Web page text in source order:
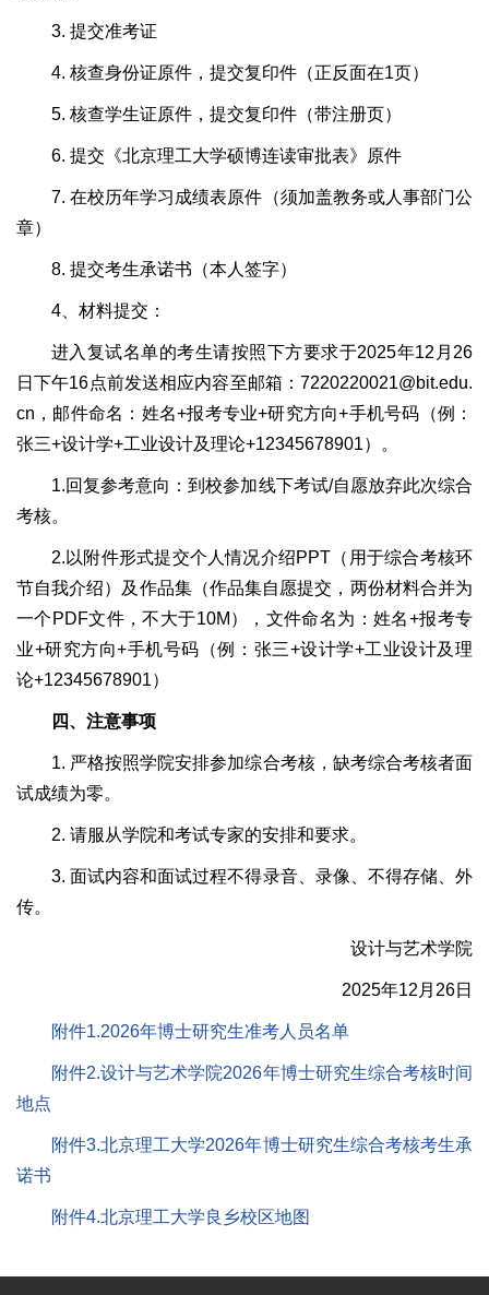
3. 提交准考证
4. 核查身份证原件，提交复印件（正反面在1页）
5. 核查学生证原件，提交复印件（带注册页）
6. 提交《北京理工大学硕博连读审批表》原件
7. 在校历年学习成绩表原件（须加盖教务或人事部门公
章）
8. 提交考生承诺书（本人签字）
4、材料提交：
进入复试名单的考生请按照下方要求于2025年12月26
日下午16点前发送相应内容至邮箱：7220220021@bit.edu.
cn，邮件命名：姓名+报考专业+研究方向+手机号码（例：
张三+设计学+工业设计及理论+12345678901）。
1.回复参考意向：到校参加线下考试/自愿放弃此次综合
考核。
2.以附件形式提交个人情况介绍PPT（用于综合考核环
节自我介绍）及作品集（作品集自愿提交，两份材料合并为
一个PDF文件，不大于10M），文件命名为：姓名+报考专
业+研究方向+手机号码（例：张三+设计学+工业设计及理
论+12345678901）
四、注意事项
1. 严格按照学院安排参加综合考核，缺考综合考核者面
试成绩为零。
2. 请服从学院和考试专家的安排和要求。
3. 面试内容和面试过程不得录音、录像、不得存储、外
传。
设计与艺术学院
2025年12月26日
附件1.2026年博士研究生准考人员名单
附件2.设计与艺术学院2026年博士研究生综合考核时间
地点
附件3.北京理工大学2026年博士研究生综合考核考生承
诺书
附件4.北京理工大学良乡校区地图